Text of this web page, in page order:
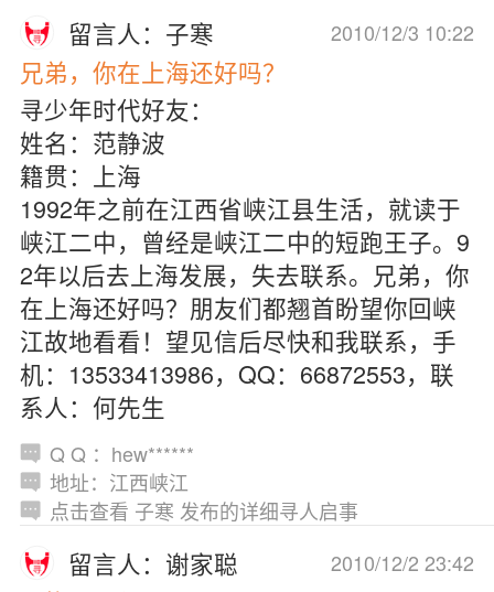
2010/12/3 10:22
留言人：子寒
兄弟，你在上海还好吗？
寻少年时代好友：
姓名：范静波
籍贯：上海
1992年之前在江西省峡江县生活，就读于
峡江二中，曾经是峡江二中的短跑王子。9
2年以后去上海发展，失去联系。兄弟，你
在上海还好吗？朋友们都翘首盼望你回峡
江故地看看！望见信后尽快和我联系，手
机：13533413986，QQ：66872553，联
系人：何先生
Q Q ：hew******
地址：江西峡江
点击查看 子寒 发布的详细寻人启事
2010/12/2 23:42
留言人：谢家聪